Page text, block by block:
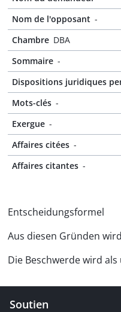
Nom de l'opposant -
Chambre DBA
Sommaire -
Dispositions juridiques
Mots-clés -
Exergue -
Affaires citées -
Affaires citantes -
Entscheidungsformel
Aus diesen Gründen
Die Beschwerde wird
Soutien